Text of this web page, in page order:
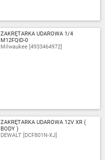
ZAKRĘTARKA UDAROWA 1/4
M12FQID-0
Milwaukee [4933464972]
ZAKRĘTARKA UDAROWA 12V XR (
BODY )
DEWALT [DCF801N-XJ]